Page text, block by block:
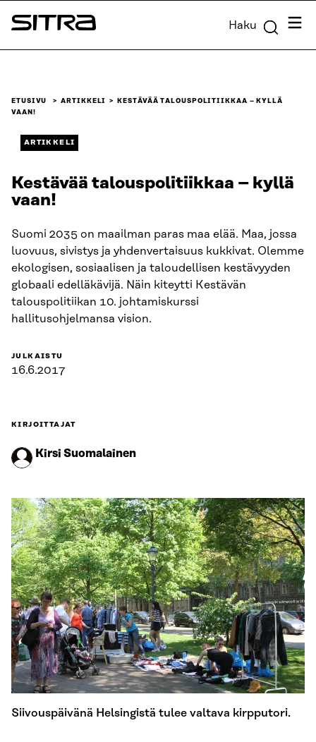
Siirry
suoraan
Sitra Haku
ETUSIVU ARTIKKELI
KESTÄVÄÄ TALOUS­POLITIIKKAA – KYLLÄ
VAAN!
ARTIKKELI
Kestävää talous­politiikkaa – kyllä
vaan!
Suomi 2035 on maailman paras maa elää. Maa, jossa
luovuus, sivistys ja yhdenvertaisuus kukkivat. Olemme
ekologisen, sosiaalisen ja taloudellisen kestävyyden
globaali edelläkävijä. Näin kiteytti Kestävän
talouspolitiikan 10. johtamiskurssi
hallitusohjelmansa vision.
JULKAISTU
16.6.2017
KIRJOITTAJAT
Kirsi Suomalainen
Siivouspäivänä Helsingistä tulee valtava kirpputori.